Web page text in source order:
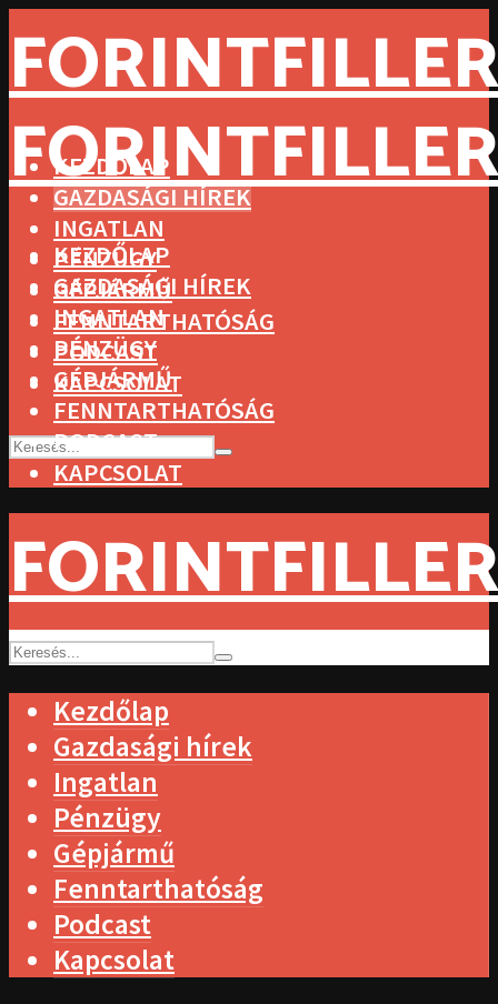
KEZDŐLAP
GAZDASÁGI HÍREK
INGATLAN
PÉNZÜGY
GÉPJÁRMŰ
FENNTARTHATÓSÁG
PODCAST
KAPCSOLAT
KEZDŐLAP
GAZDASÁGI HÍREK
INGATLAN
PÉNZÜGY
GÉPJÁRMŰ
FENNTARTHATÓSÁG
PODCAST
KAPCSOLAT
Kezdőlap
Gazdasági hírek
Ingatlan
Pénzügy
Gépjármű
Fenntarthatóság
Podcast
Kapcsolat